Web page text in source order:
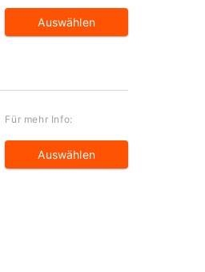
Auswählen
Für mehr Info:
Auswählen